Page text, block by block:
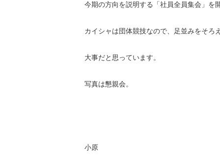
今期の方向を説明する「社員全員集会」を
カイシャは団体競技なので、足並みをそろ
大事だと思っています。
写真は懇親会。
小原